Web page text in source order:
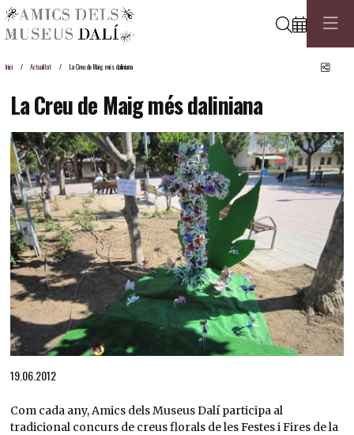
Cerca
Inici Actualitat La Creu de Maig més daliniana
La Creu de Maig més daliniana
19.06.2012
Com cada any, Amics dels Museus Dalí participa al
tradicional concurs de creus florals de les Festes i Fires de la